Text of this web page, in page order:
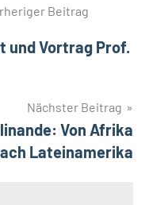
Beitrag
und Vortrag Prof.
Nächster Beitrag
Von Afrika
Lateinamerika